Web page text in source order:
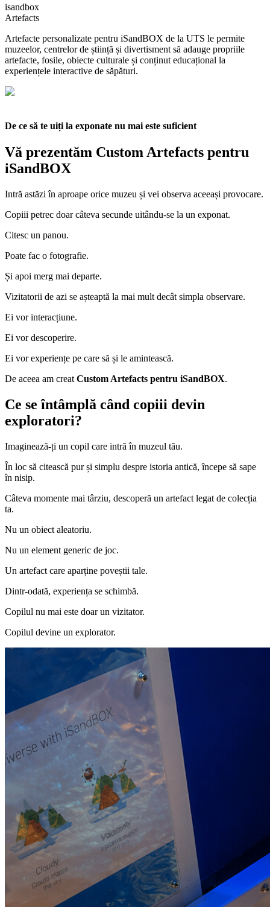
isandbox
Artefacts
Artefacte personalizate pentru iSandBOX de la UTS le permite
muzeelor, centrelor de știință și divertisment să adauge propriile
artefacte, fosile, obiecte culturale și conținut educațional la
experiențele interactive de săpături.
De ce să te uiți la exponate nu mai este suficient
Vă prezentăm Custom Artefacts pentru
iSandBOX
Intră astăzi în aproape orice muzeu și vei observa aceeași provocare.
Copiii petrec doar câteva secunde uitându-se la un exponat.
Citesc un panou.
Poate fac o fotografie.
Și apoi merg mai departe.
Vizitatorii de azi se așteaptă la mai mult decât simpla observare.
Ei vor interacțiune.
Ei vor descoperire.
Ei vor experiențe pe care să și le amintească.
De aceea am creat Custom Artefacts pentru iSandBOX.
Ce se întâmplă când copiii devin
exploratori?
Imaginează-ți un copil care intră în muzeul tău.
În loc să citească pur și simplu despre istoria antică, începe să sape
în nisip.
Câteva momente mai târziu, descoperă un artefact legat de colecția
ta.
Nu un obiect aleatoriu.
Nu un element generic de joc.
Un artefact care aparține poveștii tale.
Dintr-odată, experiența se schimbă.
Copilul nu mai este doar un vizitator.
Copilul devine un explorator.